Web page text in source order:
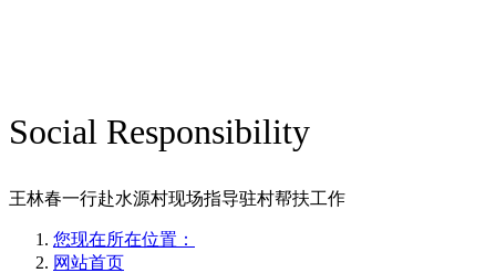
Social Responsibility
王林春一行赴水源村现场指导驻村帮扶工作
您现在所在位置：
网站首页